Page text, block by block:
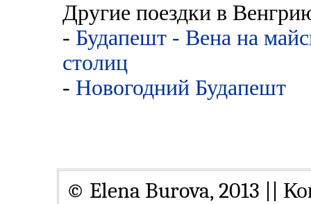
Другие поездки в
- Будапешт - Вена на
столиц
- Новогодний Будапешт
© Elena Burova, 2013 ||